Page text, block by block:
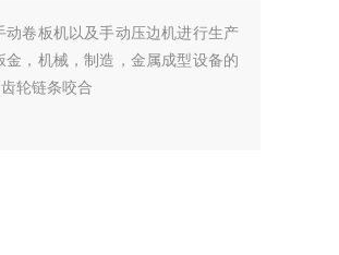
卷板机以及手动压边机进行生产
，机械，制造，金属成型设备的
轮链条咬合